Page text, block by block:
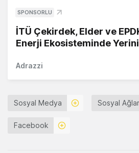
SPONSORLU
İTÜ Çekirdek, Elder ve
Enerji Ekosisteminde
Adrazzi
Sosyal Medya Sosyal Ağlar
Facebook